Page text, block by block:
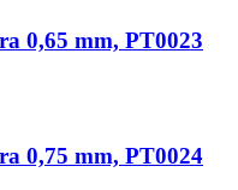
0,65 mm, PT0023
0,75 mm, PT0024